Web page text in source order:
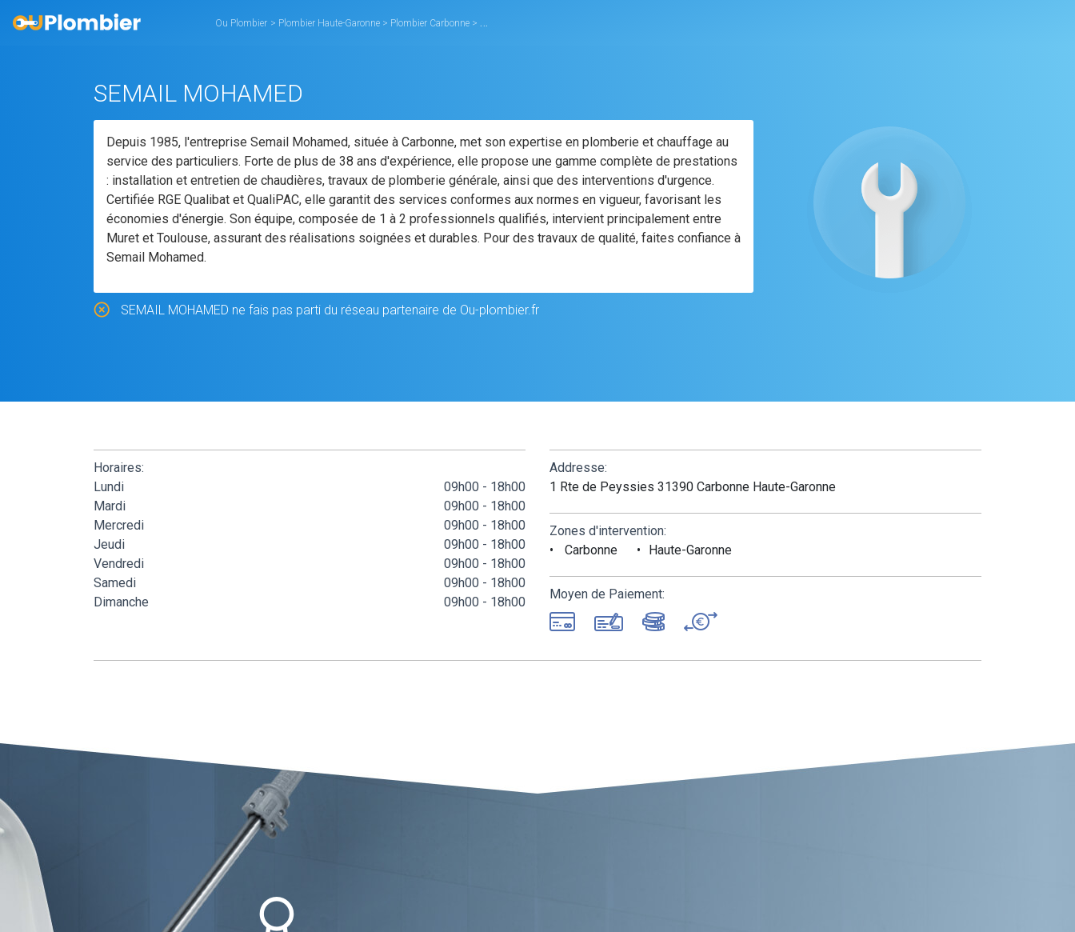
Ou Plombier > Plombier Haute-Garonne > Plombier Carbonne >
SEMAIL MOHAMED
Depuis 1985, l'entreprise Semail Mohamed, située à Carbonne, met son expertise en plomberie et chauffage au
service des particuliers. Forte de plus de 38 ans d'expérience, elle propose une gamme complète de prestations
: installation et entretien de chaudières, travaux de plomberie générale, ainsi que des interventions d'urgence.
Certifiée RGE Qualibat et QualiPAC, elle garantit des services conformes aux normes en vigueur, favorisant les
économies d'énergie. Son équipe, composée de 1 à 2 professionnels qualifiés, intervient principalement entre
Muret et Toulouse, assurant des réalisations soignées et durables. Pour des travaux de qualité, faites confiance à
Semail Mohamed.
SEMAIL MOHAMED ne fais pas parti du réseau partenaire de Ou-plombier.fr
Horaires:
Lundi
09h00 - 18h00
Mardi
09h00 - 18h00
Mercredi
09h00 - 18h00
Jeudi
09h00 - 18h00
Vendredi
09h00 - 18h00
Samedi
09h00 - 18h00
Dimanche
09h00 - 18h00
Addresse:
1 Rte de Peyssies 31390 Carbonne Haute-Garonne
Zones d'intervention:
Carbonne
Haute-Garonne
Moyen de Paiement: